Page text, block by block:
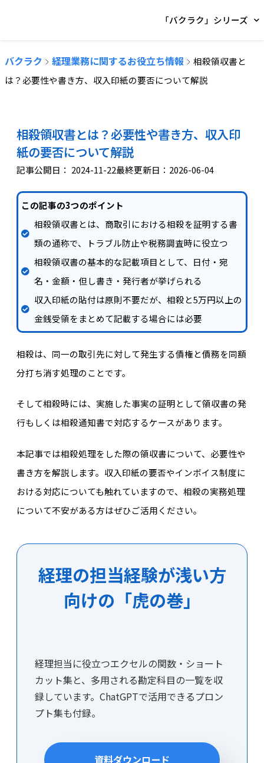
「バクラク」シリーズ
バクラク 経理業務に関するお役立ち情報
相殺領収書と
は？必要性や書き方、収入印紙の要否について解説
相殺領収書とは？必要性や書き方、収入印
紙の要否について解説
記事公開日： 2024-11-22最終更新日：2026-06-04
この記事の3つのポイント
相殺領収書とは、商取引における相殺を証明する書
類の通称で、トラブル防止や税務調査時に役立つ
相殺領収書の基本的な記載項目として、日付・宛
名・金額・但し書き・発行者が挙げられる
収入印紙の貼付は原則不要だが、相殺と5万円以上の
金銭受領をまとめて記載する場合には必要
相殺は、同一の取引先に対して発生する債権と債務を同額
分打ち消す処理のことです。
そして相殺時には、実施した事実の証明として領収書の発
行もしくは相殺通知書で対応するケースがあります。
本記事では相殺処理をした際の領収書について、必要性や
書き方を解説します。収入印紙の要否やインボイス制度に
おける対応についても触れていますので、相殺の実務処理
について不安がある方はぜひご活用ください。
経理の担当経験が浅い方
向けの「虎の巻」
経理担当に役立つエクセルの関数・ショート
カット集と、多用される勘定科目の一覧を収
録しています。ChatGPTで活用できるプロン
プト集も付録。
資料ダウンロード